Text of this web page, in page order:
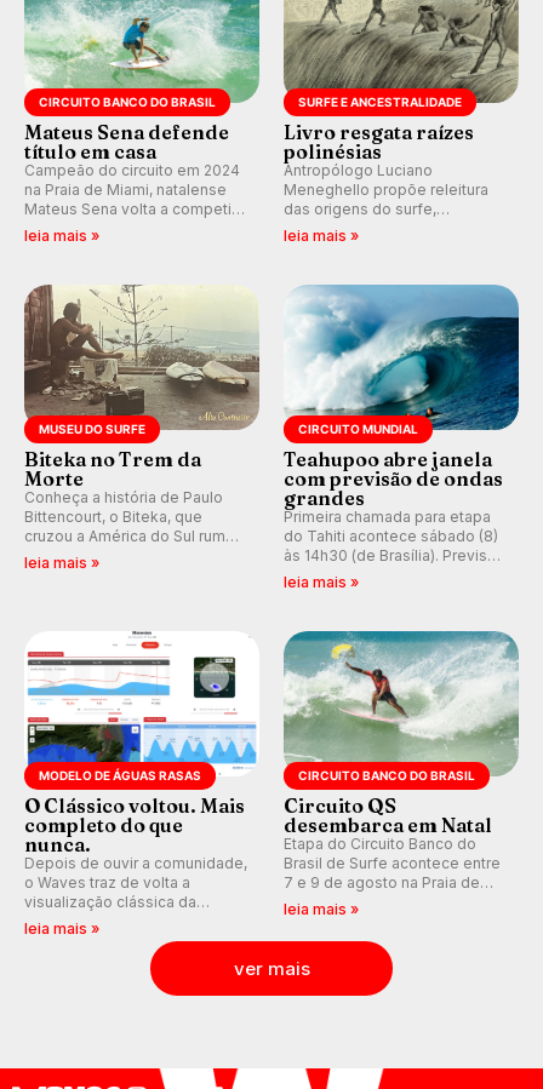
CIRCUITO BANCO DO BRASIL
Mateus Sena defende
título em casa
Campeão do circuito em 2024
na Praia de Miami, natalense
Mateus Sena volta a competir
em casa em busca de manter a
hegemonia potiguar em etapa
leia mais »
SURFE E ANCESTRALIDADE
Livro resgata raízes
polinésias
Antropólogo Luciano
Meneghello propõe releitura
das origens do surfe,
resgatando a cultura polinésia
e questionando a visão
prática em esporte e indústria.
leia mais »
MUSEU DO SURFE
Biteka no Trem da
Morte
Conheça a história de Paulo
Bittencourt, o Biteka, que
cruzou a América do Sul rumo
ao Pacífico em uma jornada
que se tornou um marco de
leia mais »
CIRCUITO MUNDIAL
Teahupoo abre janela
com previsão de ondas
grandes
Primeira chamada para etapa
do Tahiti acontece sábado (8)
às 14h30 (de Brasília). Previsão
indica swell consistente.
Medina embarca para evento e
Kelly Slater convidado.
leia mais »
MODELO DE ÁGUAS RASAS
O Clássico voltou. Mais
completo do que
nunca.
Depois de ouvir a comunidade,
o Waves traz de volta a
visualização clássica da
previsão de águas rasas,
agora integrada à nova
plataforma e com previsão das
ondas para até 16 dias.
leia mais »
CIRCUITO BANCO DO BRASIL
Circuito QS
desembarca em Natal
Etapa do Circuito Banco do
Brasil de Surfe acontece entre
7 e 9 de agosto na Praia de
Miami (RN), em disputas
válidas pelo Qualifying Series
(QS) 4.000 e pela corrida por
vagas no Challenger Series.
leia mais »
ver mais